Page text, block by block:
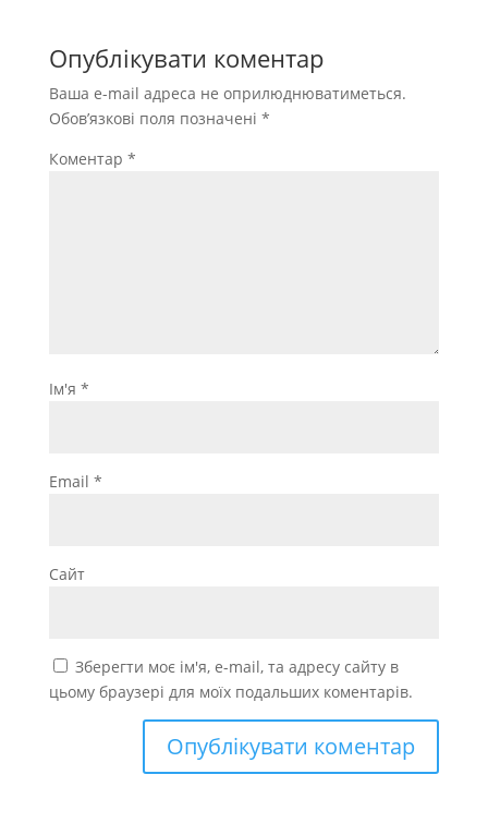
Опублікувати коментар
Ваша e-mail адреса не оприлюднюватиметься.
Обов’язкові поля позначені *
Коментар *
Ім'я *
Email *
Сайт
Зберегти моє ім'я, e-mail, та адресу сайту в
цьому браузері для моїх подальших коментарів.